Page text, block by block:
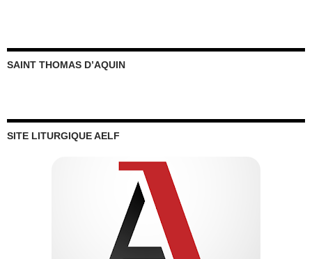
SAINT THOMAS D’AQUIN
SITE LITURGIQUE AELF